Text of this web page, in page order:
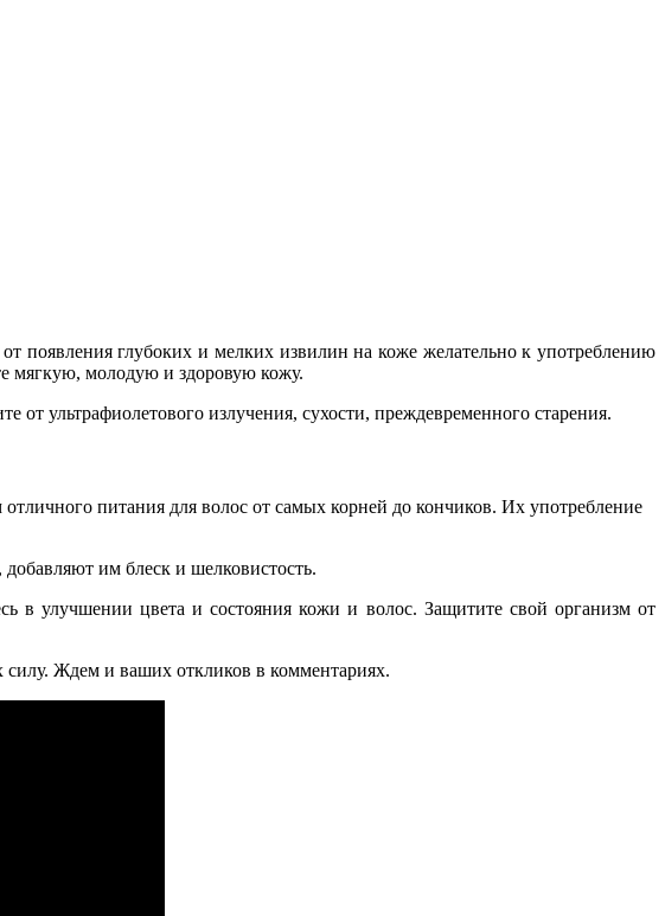
появления глубоких и мелких извилин на коже желательно к употреблению
мягкую, молодую и здоровую кожу.
от ультрафиолетового излучения, сухости, преждевременного старения.
питания для волос от самых корней до кончиков. Их употребление
им блеск и шелковистость.
в улучшении цвета и состояния кожи и волос. Защитите свой организм от
Ждем и ваших откликов в комментариях.